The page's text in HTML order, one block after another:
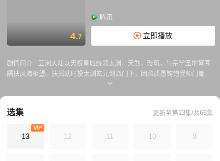
4.7
腾讯
立即播放
剧情简介 : 五洲大陆以天权皇城统领太渊，天煞，璇玑，与宗学圣地穹苍
隔扶风海相望。扶摇幼时投太渊玄元剑派门下，因资质愚钝饱受师门鄙
弃。于十六岁上得“破九霄”神功，从此武功精进。 为解救同伴，挣脱命运
野联手夺回王权，揭示扶摇璇玑王女身世。两人坚守“虽千万人吾往矣”的
信念，历经磨难披荆斩棘，终破穹苍阴谋，斩杀各路邪毒，守护五洲安
泰。扶摇与无极的爱情也终成善果。
选集 更新至第13集/共66集
13
VIP
12 11 10 9